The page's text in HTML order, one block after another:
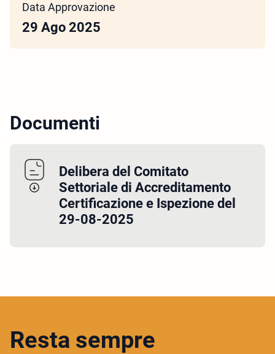
Data Approvazione
29 Ago 2025
Documenti
Delibera del Comitato
Settoriale di Accreditamento
Certificazione e Ispezione del
29-08-2025
Resta sempre